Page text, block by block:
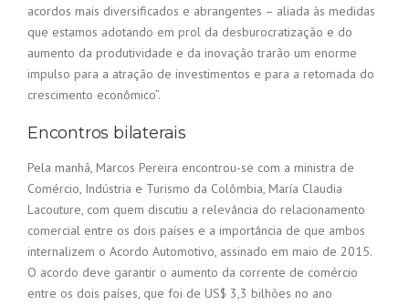
acordos mais diversificados e abrangentes – aliada às medidas
que estamos adotando em prol da desburocratização e do
aumento da produtividade e da inovação trarão um enorme
impulso para a atração de investimentos e para a retomada do
crescimento econômico”.
Encontros bilaterais
Pela manhã, Marcos Pereira encontrou-se com a ministra de
Comércio, Indústria e Turismo da Colômbia, María Claudia
Lacouture, com quem discutiu a relevância do relacionamento
comercial entre os dois países e a importância de que ambos
internalizem o Acordo Automotivo, assinado em maio de 2015.
O acordo deve garantir o aumento da corrente de comércio
entre os dois países, que foi de US$ 3,3 bilhões no ano